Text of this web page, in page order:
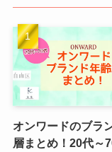
オンワードのブラ
層まとめ！20代～